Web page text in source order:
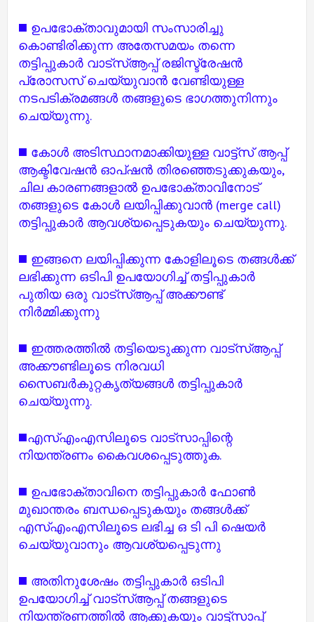
◼️ ഉപഭോക്താവുമായി സംസാരിച്ചു
കൊണ്ടിരിക്കുന്ന അതേസമയം തന്നെ
തട്ടിപ്പുകാർ വാട്സ്ആപ്പ് രജിസ്ട്രേഷൻ
പ്രോസസ് ചെയ്യുവാൻ വേണ്ടിയുള്ള
നടപടിക്രമങ്ങൾ തങ്ങളുടെ ഭാഗത്തുനിന്നും
ചെയ്യുന്നു.
◼️ കോൾ അടിസ്ഥാനമാക്കിയുള്ള വാട്ട്സ് ആപ്പ്
ആക്ടിവേഷൻ ഓപ്ഷൻ തിരഞ്ഞെടുക്കുകയും,
ചില കാരണങ്ങളാൽ ഉപഭോക്താവിനോട്
തങ്ങളുടെ കോൾ ലയിപ്പിക്കുവാൻ (merge call)
തട്ടിപ്പുകാർ ആവശ്യപ്പെടുകയും ചെയ്യുന്നു.
◼️ ഇങ്ങനെ ലയിപ്പിക്കുന്ന കോളിലൂടെ തങ്ങൾക്ക്
ലഭിക്കുന്ന ഒടിപി ഉപയോഗിച്ച് തട്ടിപ്പുകാർ
പുതിയ ഒരു വാട്സ്ആപ്പ് അക്കൗണ്ട്
നിർമ്മിക്കുന്നു
◼️ ഇത്തരത്തിൽ തട്ടിയെടുക്കുന്ന വാട്സ്ആപ്പ്
അക്കൗണ്ടിലൂടെ നിരവധി
സൈബർകുറ്റകൃത്യങ്ങൾ തട്ടിപ്പുകാർ
ചെയ്യുന്നു.
◼️എസ്എംഎസിലൂടെ വാട്സാപ്പിന്റെ
നിയന്ത്രണം കൈവശപ്പെടുത്തുക.
◼️ ഉപഭോക്താവിനെ തട്ടിപ്പുകാർ ഫോൺ
മുഖാന്തരം ബന്ധപ്പെടുകയും തങ്ങൾക്ക്
എസ്എംഎസിലൂടെ ലഭിച്ച ഒ ടി പി ഷെയർ
ചെയ്യുവാനും ആവശ്യപ്പെടുന്നു
◼️ അതിനുശേഷം തട്ടിപ്പുകാർ ഒടിപി
ഉപയോഗിച്ച് വാട്സ്ആപ്പ് തങ്ങളുടെ
നിയന്ത്രണത്തിൽ ആക്കുകയും വാട്ട്സാപ്പ്